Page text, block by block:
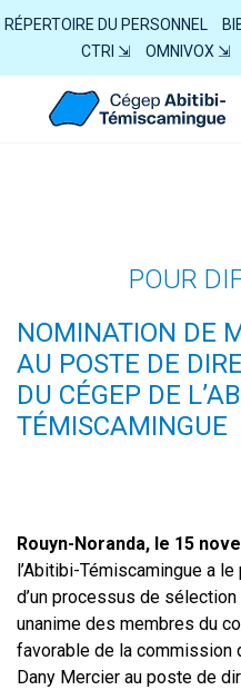
RÉPERTOIRE DU PERSONNEL
CTRI ⇲
OMNIVOX ⇲
POUR
NOMINATION DE
AU POSTE DE
DU CÉGEP DE
TÉMISCAMINGUE
Rouyn-Noranda, le 15
l’Abitibi-Témiscamingue a le
d’un processus de
unanime des membres du
favorable de la commission
Dany Mercier au poste de